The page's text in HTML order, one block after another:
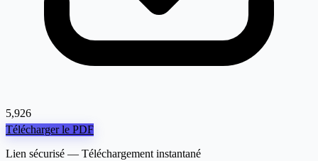
5,926
Télécharger le PDF
Lien sécurisé — Téléchargement instantané